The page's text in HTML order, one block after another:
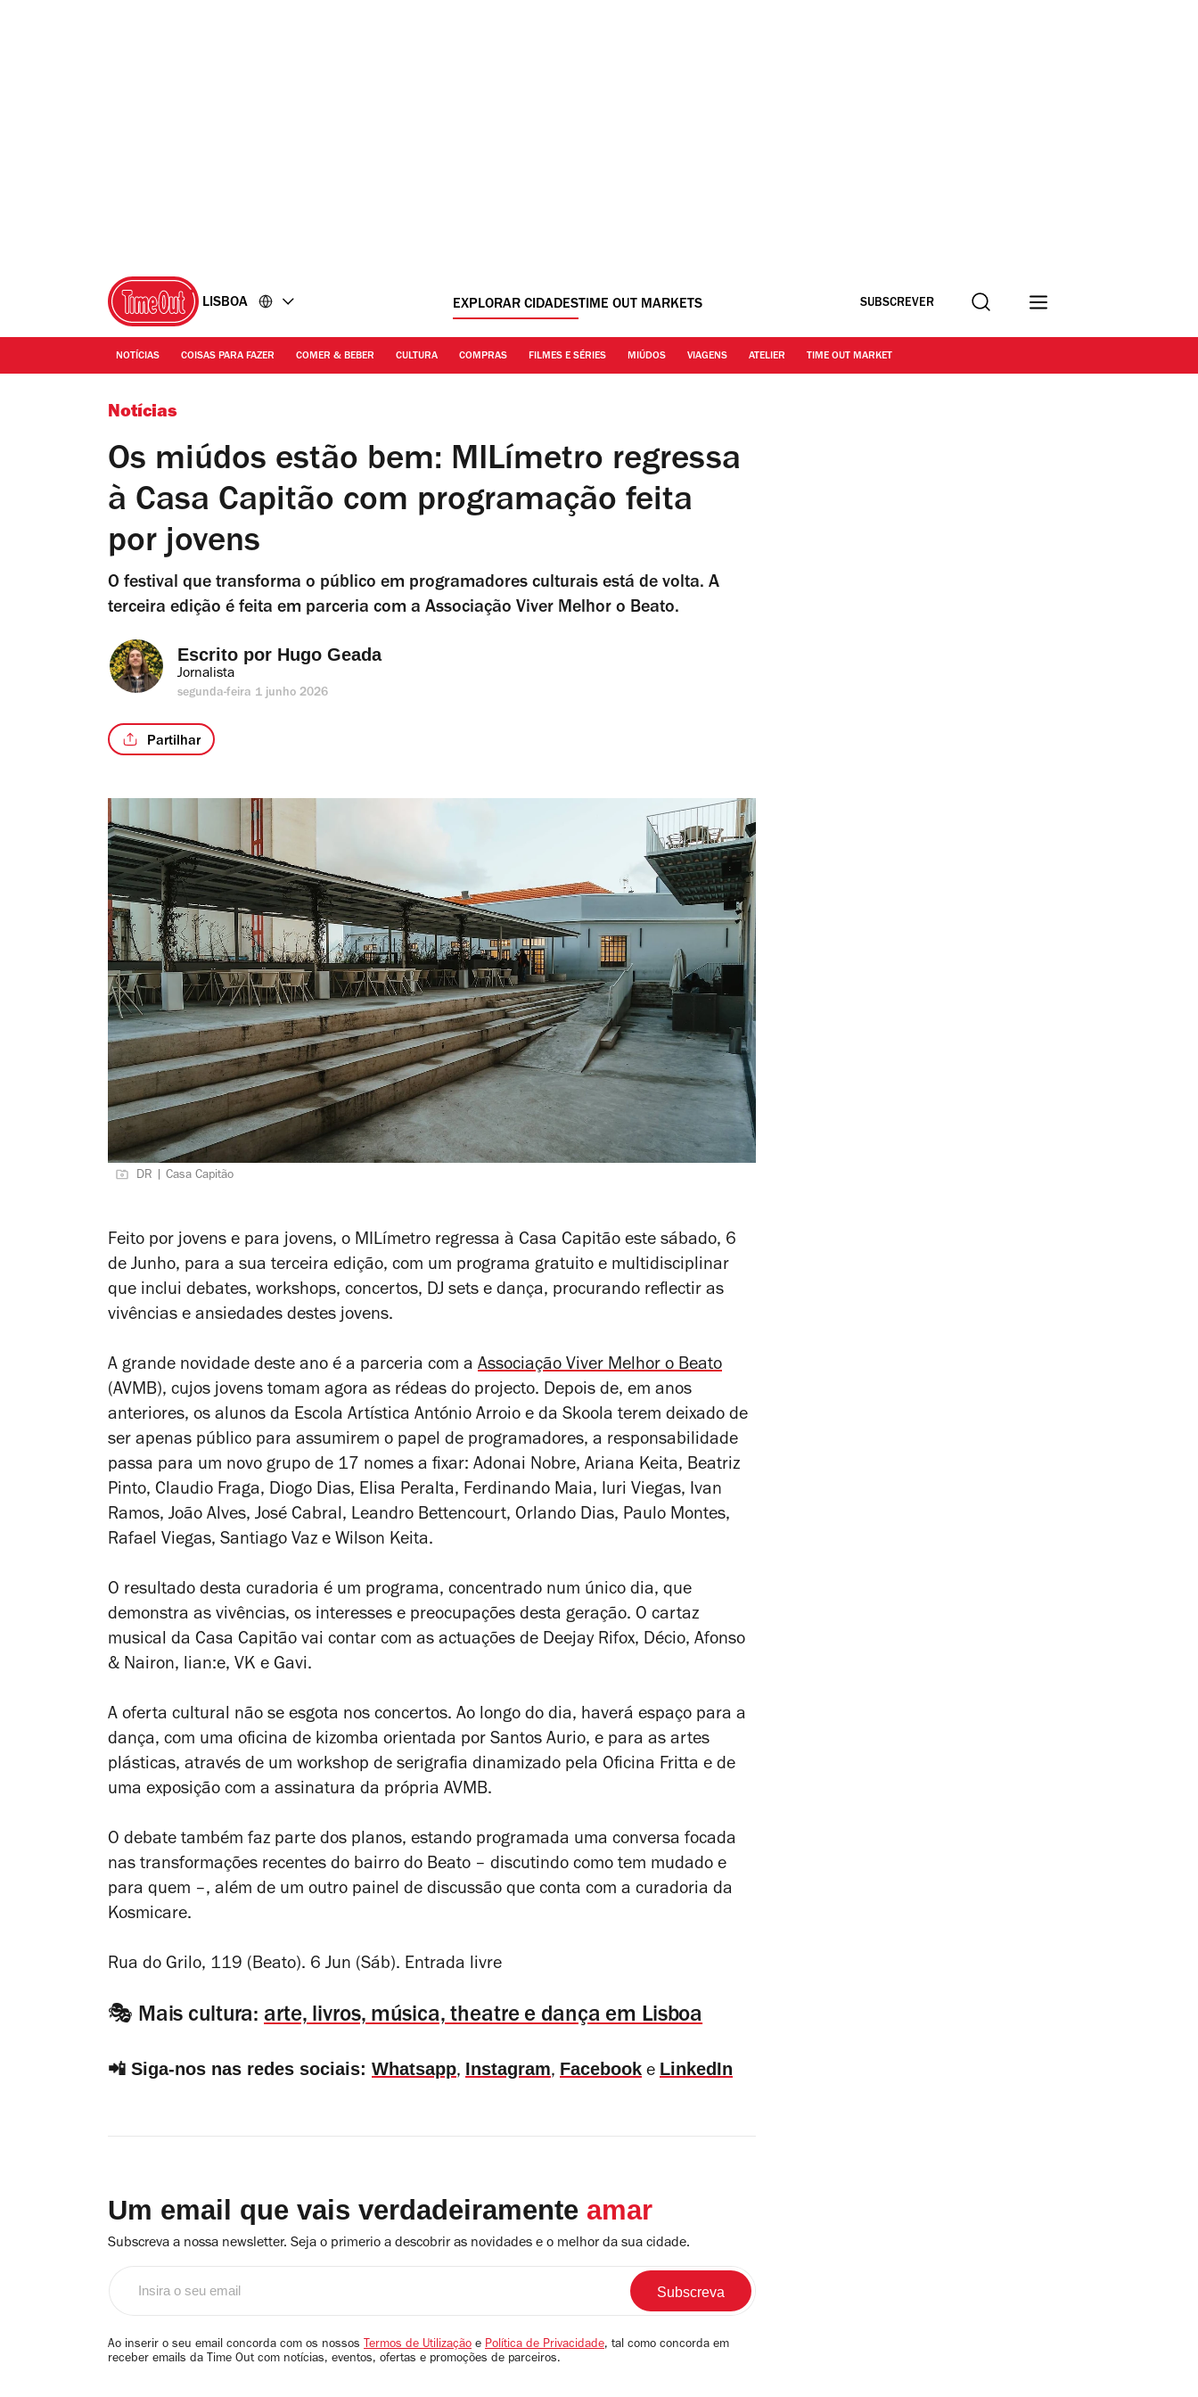
LISBOA EXPLORAR CIDADESTIME OUT MARKETS SUBSCREVER Procurar
NOTÍCIAS COISAS PARA FAZER COMER & BEBER CULTURA COMPRAS FILMES E SÉRIES MIÚDOS VIAGENS ATELIER TIME OUT MARKET
Notícias
Os miúdos estão bem: MILímetro regressa
à Casa Capitão com programação feita
por jovens
O festival que transforma o público em programadores culturais está de volta. A
terceira edição é feita em parceria com a Associação Viver Melhor o Beato.
Escrito por Hugo Geada
Jornalista
segunda-feira 1 junho 2026
Partilhar
DR | Casa Capitão
Feito por jovens e para jovens, o MILímetro regressa à Casa Capitão este sábado, 6
de Junho, para a sua terceira edição, com um programa gratuito e multidisciplinar
que inclui debates, workshops, concertos, DJ sets e dança, procurando reflectir as
vivências e ansiedades destes jovens.
A grande novidade deste ano é a parceria com a Associação Viver Melhor o Beato
(AVMB), cujos jovens tomam agora as rédeas do projecto. Depois de, em anos
anteriores, os alunos da Escola Artística António Arroio e da Skoola terem deixado de
ser apenas público para assumirem o papel de programadores, a responsabilidade
passa para um novo grupo de 17 nomes a fixar: Adonai Nobre, Ariana Keita, Beatriz
Pinto, Claudio Fraga, Diogo Dias, Elisa Peralta, Ferdinando Maia, Iuri Viegas, Ivan
Ramos, João Alves, José Cabral, Leandro Bettencourt, Orlando Dias, Paulo Montes,
Rafael Viegas, Santiago Vaz e Wilson Keita.
O resultado desta curadoria é um programa, concentrado num único dia, que
demonstra as vivências, os interesses e preocupações desta geração. O cartaz
musical da Casa Capitão vai contar com as actuações de Deejay Rifox, Décio, Afonso
& Nairon, lian:e, VK e Gavi.
A oferta cultural não se esgota nos concertos. Ao longo do dia, haverá espaço para a
dança, com uma oficina de kizomba orientada por Santos Aurio, e para as artes
plásticas, através de um workshop de serigrafia dinamizado pela Oficina Fritta e de
uma exposição com a assinatura da própria AVMB.
O debate também faz parte dos planos, estando programada uma conversa focada
nas transformações recentes do bairro do Beato – discutindo como tem mudado e
para quem –, além de um outro painel de discussão que conta com a curadoria da
Kosmicare.
Rua do Grilo, 119 (Beato). 6 Jun (Sáb). Entrada livre
🎭 Mais cultura: arte, livros, música, theatre e dança em Lisboa
📲 Siga-nos nas redes sociais: Whatsapp, Instagram, Facebook e LinkedIn
Um email que vais verdadeiramente amar
Subscreva a nossa newsletter. Seja o primerio a descobrir as novidades e o melhor da sua cidade.
email
Ao inserir o seu email concorda com os nossos Termos de Utilização e Política de Privacidade, tal como concorda em
receber emails da Time Out com notícias, eventos, ofertas e promoções de parceiros.